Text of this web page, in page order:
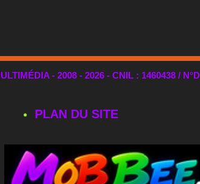
- 2008 - 2026 - CNIL : 1460438 /
PLAN DU SITE